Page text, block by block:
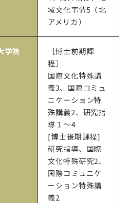
域文化事情5（北
アメリカ）
学院
［博士前期課
程］
国際文化特殊講
義3、国際コミュ
ニケーション特
殊講義2、研究指
導１～4
[博士後期課程]
研究指導、国際
文化特殊研究2、
国際コミュニケ
ーション特殊講
義2